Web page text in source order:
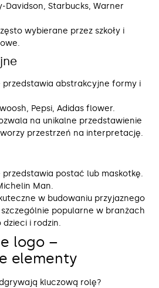
Davidson, Starbucks, Warner
wybierane przez szkoły i
przedstawia abstrakcyjne formy i
Pepsi, Adidas flower.
na unikalne przedstawienie
przestrzeń na interpretację.
przedstawia postać lub maskotkę.
Man.
w budowaniu przyjaznego
popularne w branżach
i rodzin.
logo –
elementy
kluczową rolę?